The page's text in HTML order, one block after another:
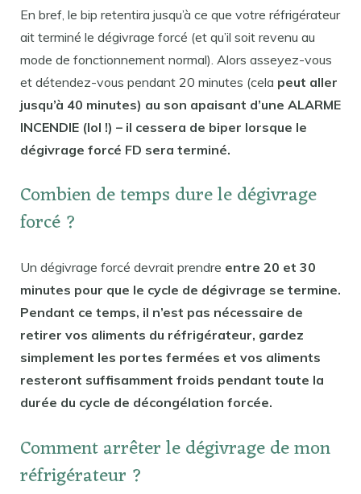
En bref, le bip retentira jusqu’à ce que votre réfrigérateur
ait terminé le dégivrage forcé (et qu’il soit revenu au
mode de fonctionnement normal). Alors asseyez-vous
et détendez-vous pendant 20 minutes (cela peut aller
jusqu’à 40 minutes) au son apaisant d’une ALARME
INCENDIE (lol !) – il cessera de biper lorsque le
dégivrage forcé FD sera terminé.
Combien de temps dure le dégivrage
forcé ?
Un dégivrage forcé devrait prendre entre 20 et 30
minutes pour que le cycle de dégivrage se termine.
Pendant ce temps, il n’est pas nécessaire de
retirer vos aliments du réfrigérateur, gardez
simplement les portes fermées et vos aliments
resteront suffisamment froids pendant toute la
durée du cycle de décongélation forcée.
Comment arrêter le dégivrage de mon
réfrigérateur ?